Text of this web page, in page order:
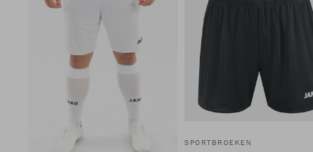
SPORTBROEKEN